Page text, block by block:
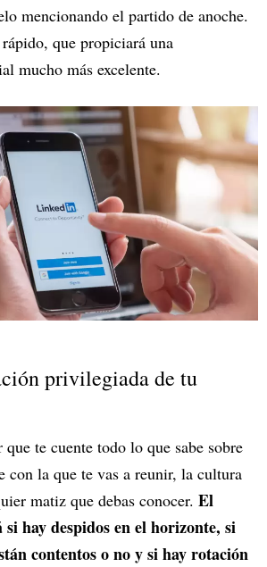
mencionando el partido de anoche.
que propiciará una
mucho más excelente.
privilegiada de tu
te cuente todo lo que sabe sobre
con la que te vas a reunir, la cultura
matiz que debas conocer. El
si hay despidos en el horizonte, si
contentos o no y si hay rotación